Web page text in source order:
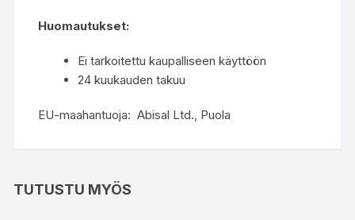
Huomautukset:
Ei tarkoitettu kaupalliseen käyttöön
24 kuukauden takuu
EU-maahantuoja: Abisal Ltd., Puola
TUTUSTU MYÖS